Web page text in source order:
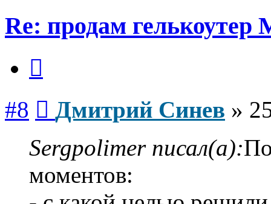
Re: продам
#8 Дмитрий Синев »
Sergpolimer писал(а):
моментов: